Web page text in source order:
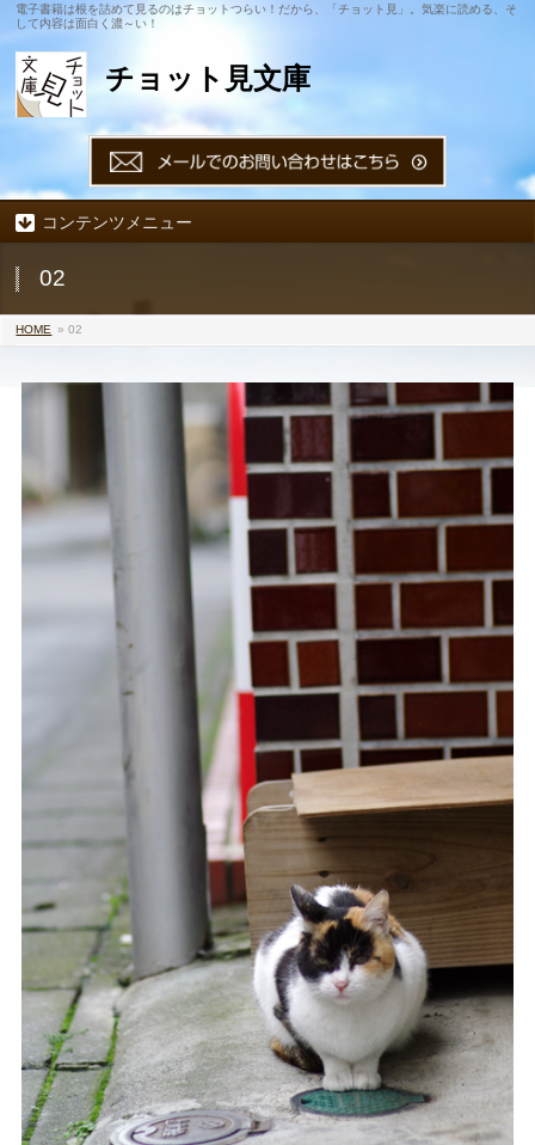
電子書籍は根を詰めて見るのはチョットつらい！だから、「チョット見」。気楽に読める、そ
して内容は面白く濃～い！
チョット見文庫
コンテンツメニュー
02
HOME » 02